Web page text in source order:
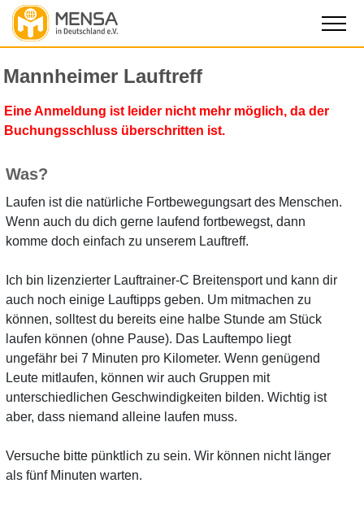
Mannheimer Lauftreff
Eine Anmeldung ist leider nicht mehr möglich, da der
Buchungsschluss überschritten ist.
Was?
Laufen ist die natürliche Fortbewegungsart des Menschen.
Wenn auch du dich gerne laufend fortbewegst, dann
komme doch einfach zu unserem Lauftreff.
Ich bin lizenzierter Lauftrainer-C Breitensport und kann dir
auch noch einige Lauftipps geben. Um mitmachen zu
können, solltest du bereits eine halbe Stunde am Stück
laufen können (ohne Pause). Das Lauftempo liegt
ungefähr bei 7 Minuten pro Kilometer. Wenn genügend
Leute mitlaufen, können wir auch Gruppen mit
unterschiedlichen Geschwindigkeiten bilden. Wichtig ist
aber, dass niemand alleine laufen muss.
Versuche bitte pünktlich zu sein. Wir können nicht länger
als fünf Minuten warten.